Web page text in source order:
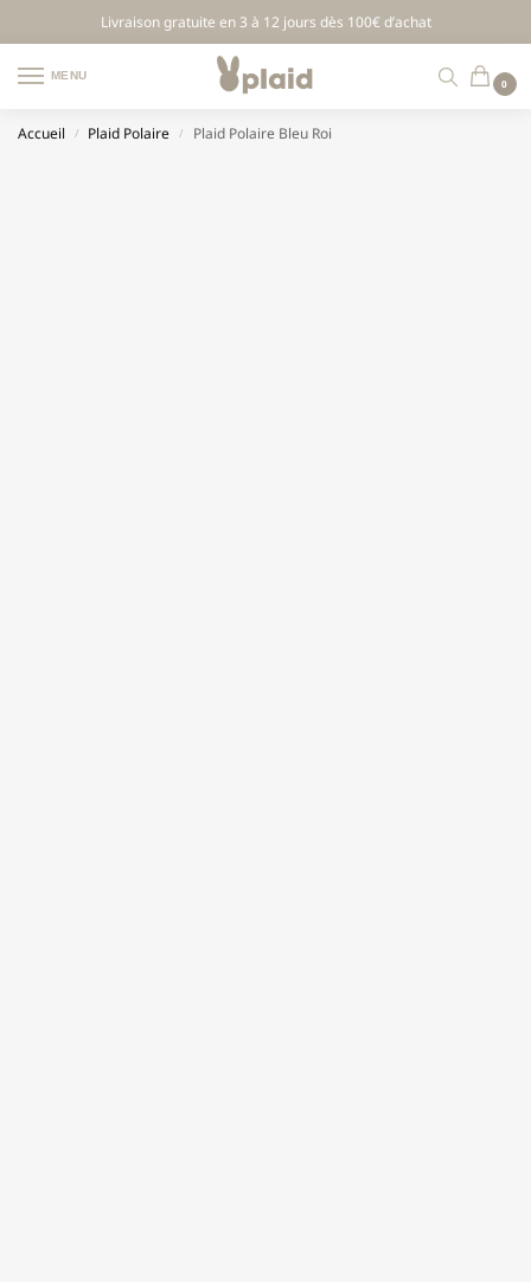
Livraison gratuite en 3 à 12 jours dès 100€ d’achat
MENU
0
Accueil / Plaid Polaire / Plaid Polaire Bleu Roi